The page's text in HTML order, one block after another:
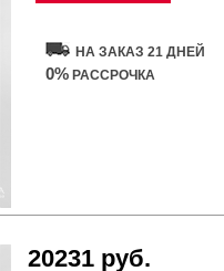
НА ЗАКАЗ 21 ДНЕЙ
0% РАССРОЧКА
20231 руб.